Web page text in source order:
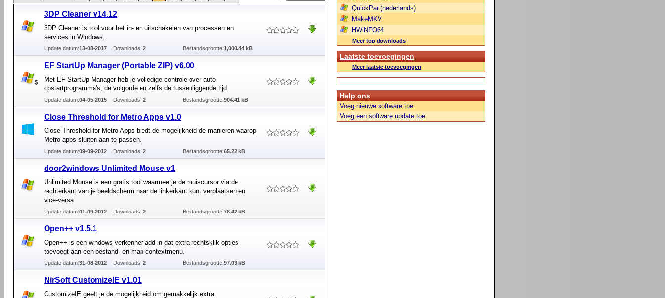
3DP Cleaner v14.12
3DP Cleaner is tool voor het in- en uitschakelen van processen en
services in Windows.
Update datum:13-08-2017 Downloads :2 Bestandsgrootte:1,000.44 kB
EF StartUp Manager (Portable ZIP) v6.00
Met EF StartUp Manager heb je volledige controle over auto-
opstartprogramma's, de volgorde en zelfs de tussenliggende tijd.
Update datum:04-05-2015 Downloads :2 Bestandsgrootte:904.41 kB
Close Threshold for Metro Apps v1.0
Close Threshold for Metro Apps biedt de mogelijkheid de manieren waarop
Metro apps sluiten aan te passen.
Update datum:09-09-2012 Downloads :2 Bestandsgrootte:65.22 kB
door2windows Unlimited Mouse v1
Unlimited Mouse is een gratis tool waarmee je de muiscursor via de
rechterkant van je beeldscherm naar de linkerkant kunt verplaatsen en
vice-versa.
Update datum:01-09-2012 Downloads :2 Bestandsgrootte:78.42 kB
Open++ v1.5.1
Open++ is een windows verkenner add-in dat extra rechtsklik-opties
toevoegt aan een bestand- en map contextmenu.
Update datum:31-08-2012 Downloads :2 Bestandsgrootte:97.03 kB
NirSoft CustomizeIE v1.01
CustomizeIE geeft je de mogelijkheid om gemakkelijk extra
QuickPar (nederlands)
MakeMKV
HWiNFO64
Meer top downloads
Laatste toevoegingen
Meer laatste toevoegingen
Help ons
Voeg nieuwe software toe
Voeg een software update toe